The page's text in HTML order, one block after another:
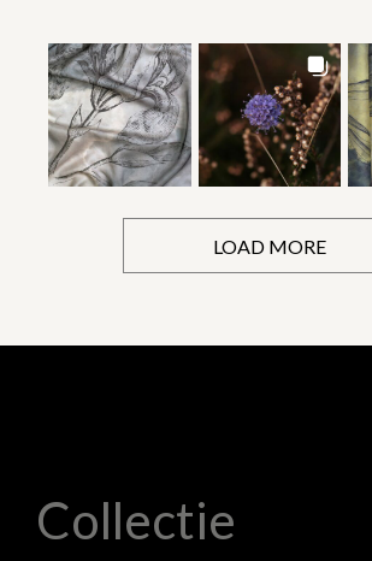
LOAD MORE
Collectie